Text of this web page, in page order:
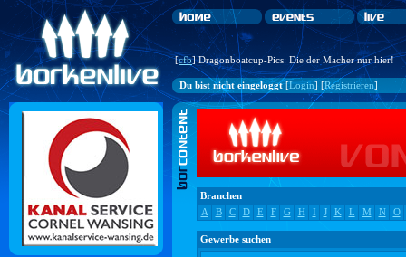
[cfb] Dragonboatcup-Pics: Die der Macher nur hier!
Du bist nicht eingeloggt[Login] [Registrieren]
Branchen
A
B C D E F G H I J K L M N O
Gewerbe suchen